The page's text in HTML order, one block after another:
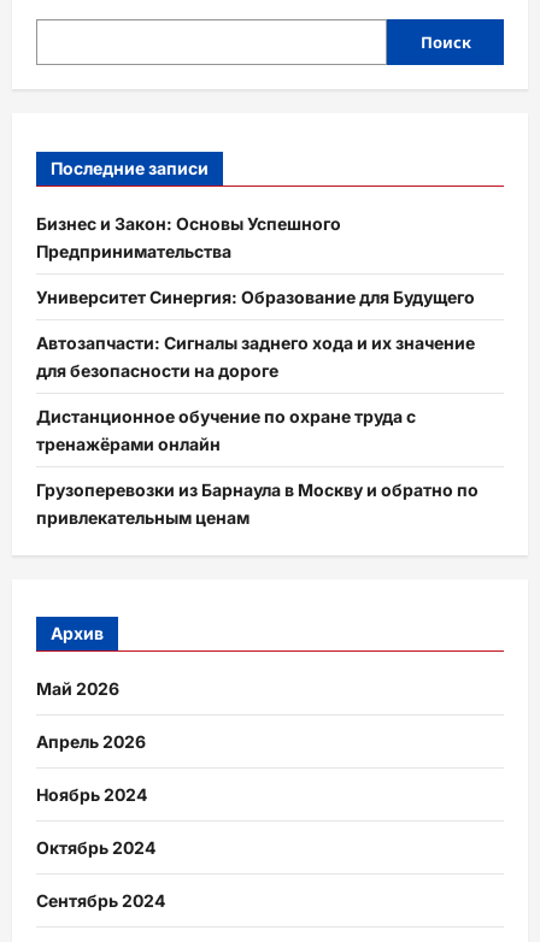
Поиск
Последние записи
Бизнес и Закон: Основы Успешного
Предпринимательства
Университет Синергия: Образование для Будущего
Автозапчасти: Сигналы заднего хода и их значение
для безопасности на дороге
Дистанционное обучение по охране труда с
тренажёрами онлайн
Грузоперевозки из Барнаула в Москву и обратно по
привлекательным ценам
Архив
Май 2026
Апрель 2026
Ноябрь 2024
Октябрь 2024
Сентябрь 2024